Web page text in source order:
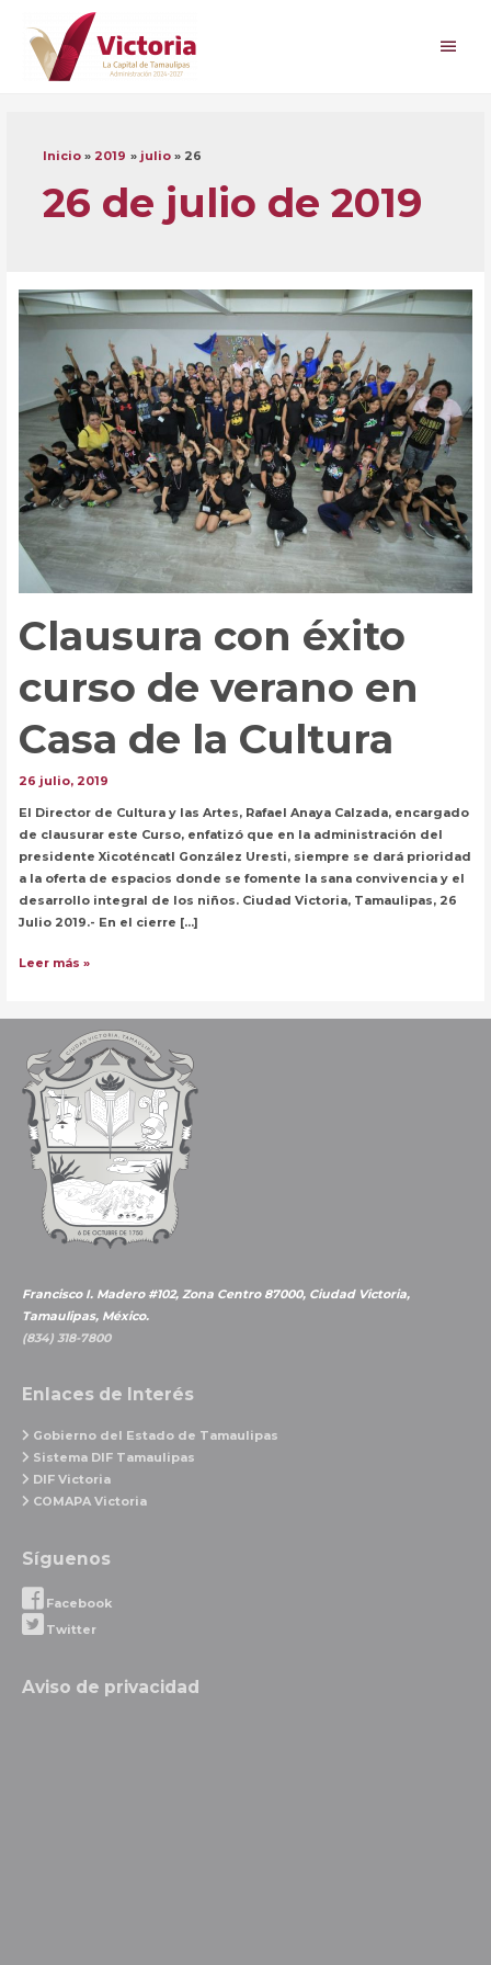
contenido
Inicio 2019 julio 26
26 de julio de 2019
Clausura con éxito
curso de verano en
Casa de la Cultura
26 julio, 2019
El Director de Cultura y las Artes, Rafael Anaya Calzada, encargado
de clausurar este Curso, enfatizó que en la administración del
presidente Xicoténcatl González Uresti, siempre se dará prioridad
a la oferta de espacios donde se fomente la sana convivencia y el
desarrollo integral de los niños. Ciudad Victoria, Tamaulipas, 26
Julio 2019.- En el cierre […]
Clausura
verano
en
Casa
de
Cultura
Leer más »
Francisco I. Madero #102, Zona Centro 87000, Ciudad Victoria,
Tamaulipas, México.
(834) 318-7800
Enlaces de Interés
Gobierno del Estado de Tamaulipas
Sistema DIF Tamaulipas
DIF Victoria
COMAPA Victoria
Síguenos
Facebook
Twitter
Aviso de privacidad